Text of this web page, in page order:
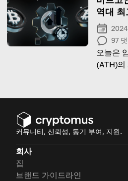
역대 최
97
오늘은
(ATH)의
커뮤니티, 신뢰성, 동기 부여, 지원.
회사
집
브랜드 가이드라인